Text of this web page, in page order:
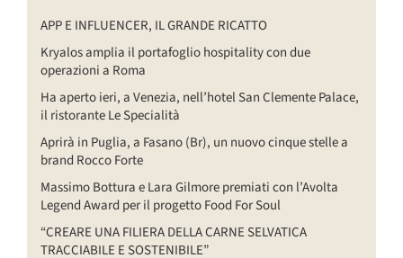
APP E INFLUENCER, IL GRANDE RICATTO
Kryalos amplia il portafoglio hospitality con due
operazioni a Roma
Ha aperto ieri, a Venezia, nell’hotel San Clemente Palace,
il ristorante Le Specialità
Aprirà in Puglia, a Fasano (Br), un nuovo cinque stelle a
brand Rocco Forte
Massimo Bottura e Lara Gilmore premiati con l’Avolta
Legend Award per il progetto Food For Soul
“CREARE UNA FILIERA DELLA CARNE SELVATICA
TRACCIABILE E SOSTENIBILE”